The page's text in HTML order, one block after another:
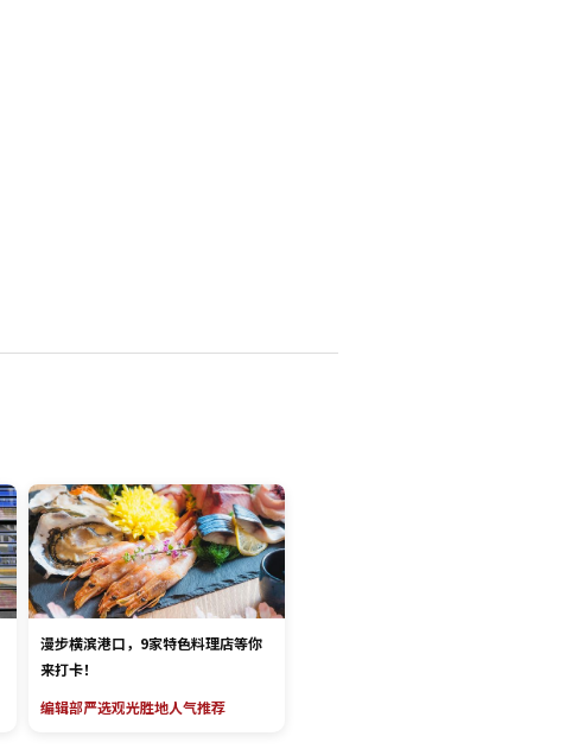
漫步横滨港口，9家特色料理店等你
来打卡！
编辑部严选观光胜地人气推荐